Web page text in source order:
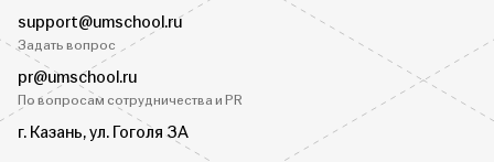
support@umschool.ru
Задать вопрос
pr@umschool.ru
По вопросам сотрудничества и PR
г. Казань, ул. Гоголя 3А